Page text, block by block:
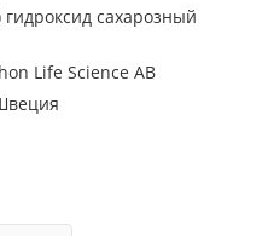
гидроксид сахарозный
Life Science AB